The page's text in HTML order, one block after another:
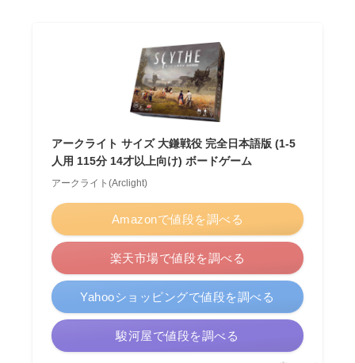
アークライト サイズ 大鎌戦役 完全日本語版 (1-5
人用 115分 14才以上向け) ボードゲーム
アークライト(Arclight)
Amazonで値段を調べる
楽天市場で値段を調べる
Yahooショッピングで値段を調べる
駿河屋で値段を調べる